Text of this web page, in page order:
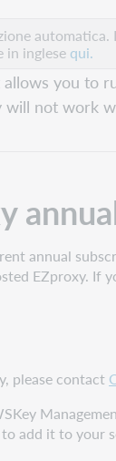
in inglese qui.
you to
not work
annual
EZproxy. If
please contact
add it to your